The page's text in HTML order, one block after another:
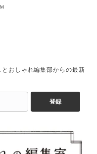
おしゃれ編集部からの最新
登録